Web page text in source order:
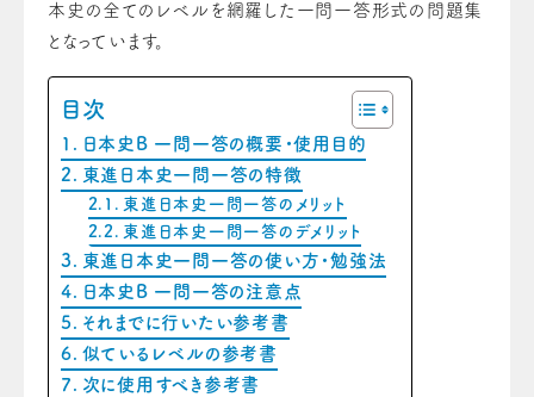
本史の全てのレベルを網羅した一問一答形式の問題集
となっています。
目次
日本史B 一問一答の概要・使用目的
東進日本史一問一答の特徴
東進日本史一問一答のメリット
東進日本史一問一答のデメリット
東進日本史一問一答の使い方・勉強法
日本史B 一問一答の注意点
それまでに行いたい参考書
似ているレベルの参考書
次に使用すべき参考書